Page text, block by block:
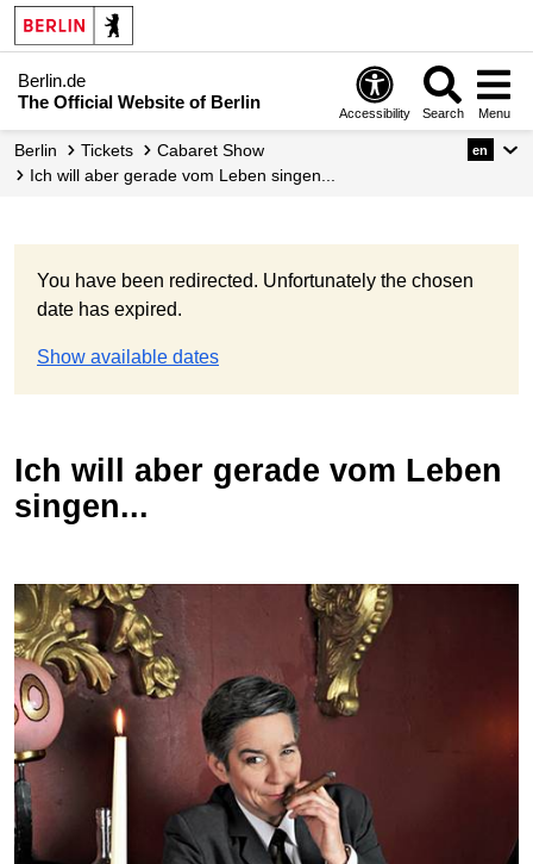
Berlin.de
The Official Website of Berlin
Accessibility Search Menu
Berlin Tickets
Cabaret Show
Ich will aber gerade vom Leben singen...
en
You have been redirected. Unfortunately the chosen
date has expired.
Show available dates
Ich will aber gerade vom Leben
singen...